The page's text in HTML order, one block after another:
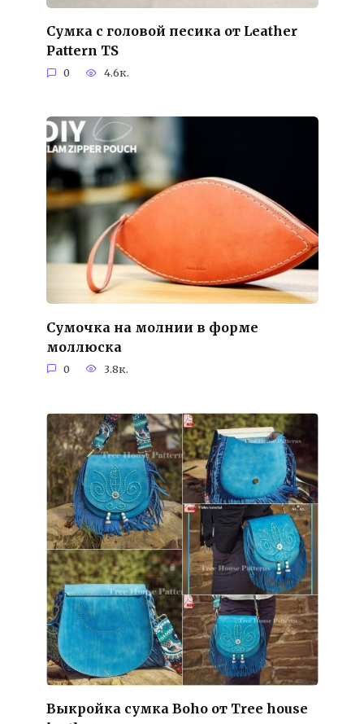
Сумка с головой песика от Leather
Pattern TS
0 4.6к.
Сумочка на молнии в форме
моллюска
0 3.8к.
Выкройка сумка Boho от Tree house